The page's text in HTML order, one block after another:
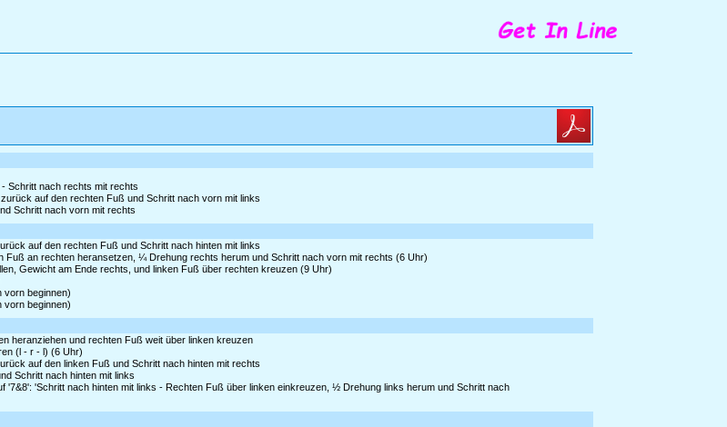
Schritt nach rechts mit rechts
auf den rechten Fuß und Schritt nach vorn mit links
Schritt nach vorn mit rechts
auf den rechten Fuß und Schritt nach hinten mit links
an rechten heransetzen, ¼ Drehung rechts herum und Schritt nach vorn mit rechts (6 Uhr)
Gewicht am Ende rechts, und linken Fuß über rechten kreuzen (9 Uhr)
vorn beginnen)
vorn beginnen)
heranziehen und rechten Fuß weit über linken kreuzen
(l - r - l) (6 Uhr)
auf den linken Fuß und Schritt nach hinten mit rechts
Schritt nach hinten mit links
'7&8': 'Schritt nach hinten mit links - Rechten Fuß über linken einkreuzen, ½ Drehung links herum und Schritt nach